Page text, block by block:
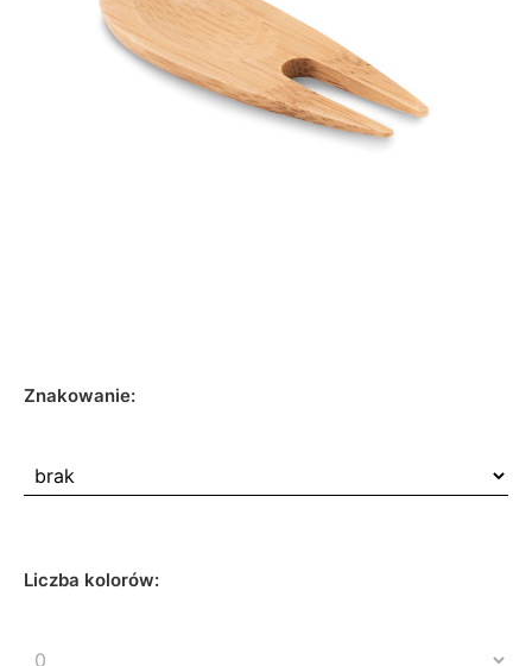
Znakowanie:
Liczba kolorów: